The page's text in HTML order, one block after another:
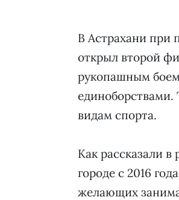
В Астрахани при
открыл второй
рукопашным
единоборствами.
видам спорта.
Как рассказали
городе с 2016
желающих